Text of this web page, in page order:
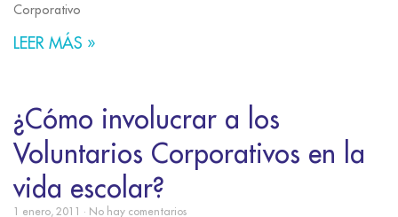
Corporativo
LEER MÁS »
¿Cómo involucrar a los
Voluntarios Corporativos en la
vida escolar?
1 enero, 2011 No hay comentarios